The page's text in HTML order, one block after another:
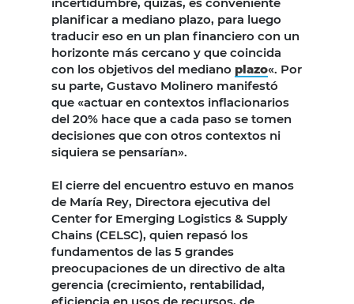
incertidumbre, quizás, es conveniente
planificar a mediano plazo, para luego
traducir eso en un plan financiero con un
horizonte más cercano y que coincida
con los objetivos del mediano plazo«. Por
su parte, Gustavo Molinero manifestó
que «actuar en contextos inflacionarios
del 20% hace que a cada paso se tomen
decisiones que con otros contextos ni
siquiera se pensarían».
El cierre del encuentro estuvo en manos
de María Rey, Directora ejecutiva del
Center for Emerging Logistics & Supply
Chains (CELSC), quien repasó los
fundamentos de las 5 grandes
preocupaciones de un directivo de alta
gerencia (crecimiento, rentabilidad,